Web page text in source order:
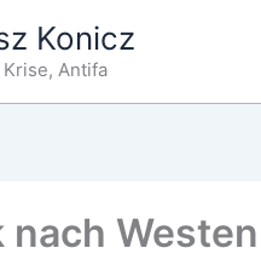
Konicz
Antifa
nach Westen